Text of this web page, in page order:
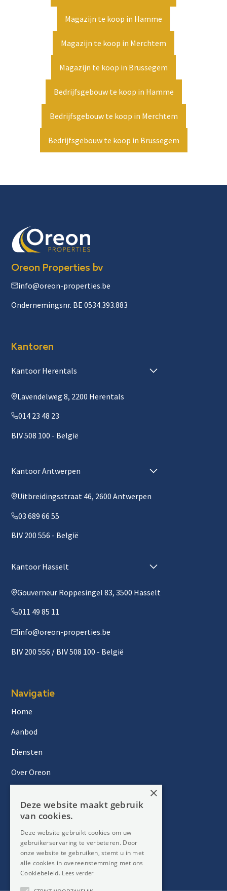
Magazijn te koop in Hamme
Magazijn te koop in Merchtem
Magazijn te koop in Brussegem
Bedrijfsgebouw te koop in Hamme
Bedrijfsgebouw te koop in Merchtem
Bedrijfsgebouw te koop in Brussegem
Oreon Properties bv
info@oreon-properties.be
Ondernemingsnr. BE 0534.393.883
Kantoren
Kantoor Herentals
Lavendelweg 8, 2200 Herentals
014 23 48 23
BIV 508 100 - België
Kantoor Antwerpen
Uitbreidingsstraat 46, 2600 Antwerpen
03 689 66 55
BIV 200 556 - België
Kantoor Hasselt
Gouverneur Roppesingel 83, 3500 Hasselt
011 49 85 11
info@oreon-properties.be
BIV 200 556 / BIV 508 100 - België
Navigatie
Home
Aanbod
Diensten
Over Oreon
Contact
Nieuwsbrief
×
Deze website maakt gebruik
van cookies.
Deze website gebruikt cookies om uw
gebruikerservaring te verbeteren. Door
onze website te gebruiken, stemt u in met
alle cookies in overeenstemming met ons
Cookiebeleid. Lees verder